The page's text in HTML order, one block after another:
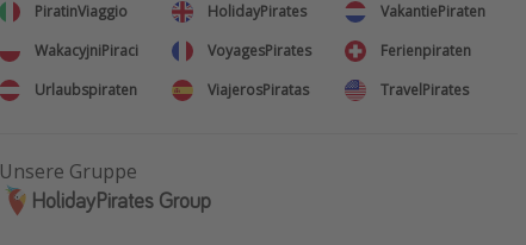
PiratinViaggio HolidayPirates
VakantiePiraten
WakacyjniPiraci
VoyagesPirates
Ferienpiraten
Urlaubspiraten
ViajerosPiratas TravelPirates
Unsere Gruppe
HolidayPirates Group